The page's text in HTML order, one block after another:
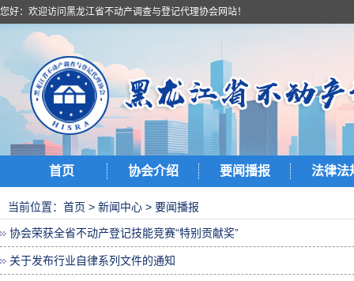
您好：欢迎访问黑龙江省不动产调查与登记代理协会网站！
首页 协会介绍 要闻播报 法律法
当前位置： 首页 > 新闻中心 > 要闻播报
协会荣获全省不动产登记技能竞赛“特别贡献奖”
关于发布行业自律系列文件的通知